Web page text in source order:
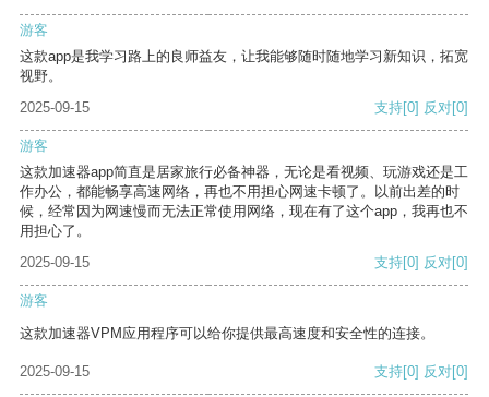
游客
这款app是我学习路上的良师益友，让我能够随时随地学习新知识，拓宽
视野。
2025-09-15
支持[0] 反对[0]
游客
这款加速器app简直是居家旅行必备神器，无论是看视频、玩游戏还是工
作办公，都能畅享高速网络，再也不用担心网速卡顿了。以前出差的时
候，经常因为网速慢而无法正常使用网络，现在有了这个app，我再也不
用担心了。
2025-09-15
支持[0] 反对[0]
游客
这款加速器VPM应用程序可以给你提供最高速度和安全性的连接。
2025-09-15 支持[0] 反对[0]